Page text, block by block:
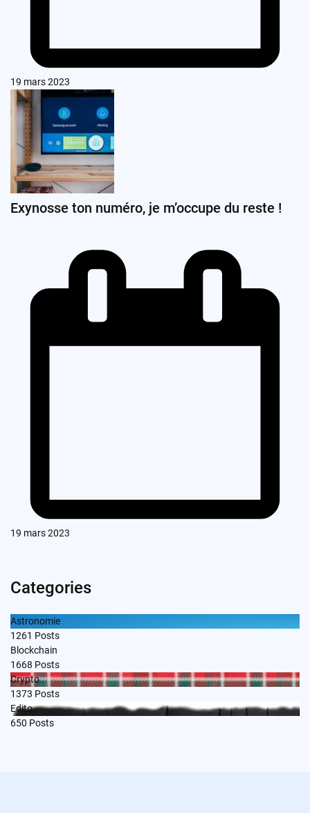
19 mars 2023
Exynosse ton numéro, je m’occupe du reste !
19 mars 2023
Categories
Astronomie
1261 Posts
Blockchain
1668 Posts
Crypto
1373 Posts
Edito
650 Posts